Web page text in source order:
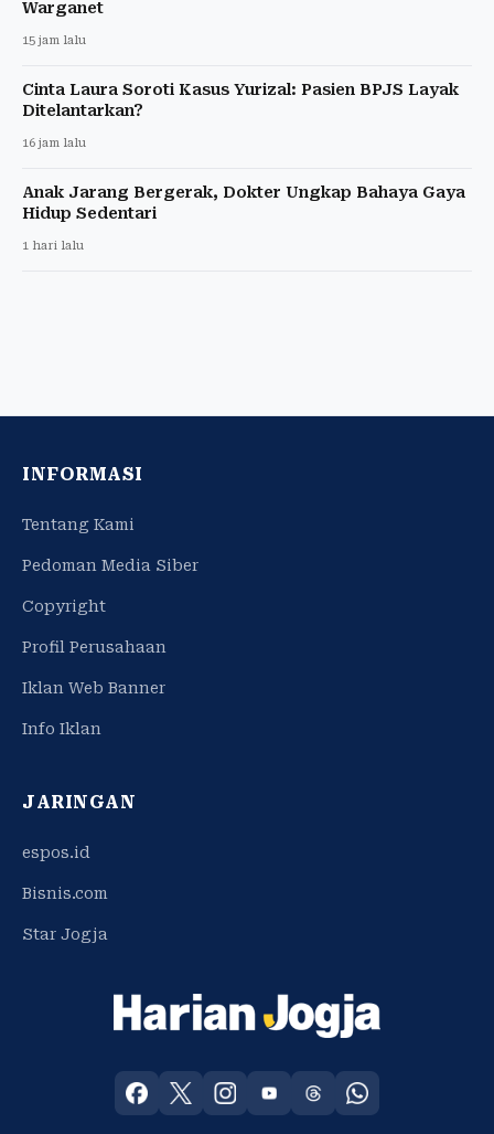
Warganet
15 jam lalu
Cinta Laura Soroti Kasus Yurizal: Pasien BPJS Layak
Ditelantarkan?
16 jam lalu
Anak Jarang Bergerak, Dokter Ungkap Bahaya Gaya
Hidup Sedentari
1 hari lalu
INFORMASI
Tentang Kami
Pedoman Media Siber
Copyright
Profil Perusahaan
Iklan Web Banner
Info Iklan
JARINGAN
espos.id
Bisnis.com
Star Jogja